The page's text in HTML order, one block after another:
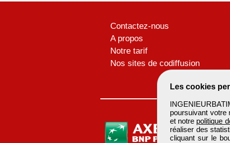
Les cookies
poursuivant votre
et notre politique
réaliser des
cliquant sur le
Contactez-nous
A propos
Notre tarif
Nos sites de codiffusion